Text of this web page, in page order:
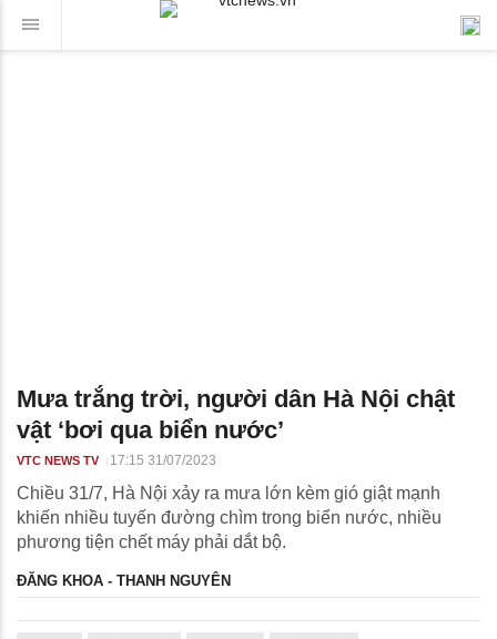
Mưa trắng trời, người dân Hà Nội chật
vật ‘bơi qua biển nước’
VTC NEWS TV 17:15 31/07/2023
Chiều 31/7, Hà Nội xảy ra mưa lớn kèm gió giật mạnh
khiến nhiều tuyến đường chìm trong biển nước, nhiều
phương tiện chết máy phải dắt bộ.
ĐĂNG KHOA - THANH NGUYÊN